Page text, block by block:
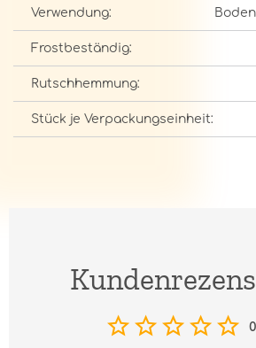
Verwendung:
Frostbeständig:
Rutschhemmung:
Stück je Verpackungseinheit: